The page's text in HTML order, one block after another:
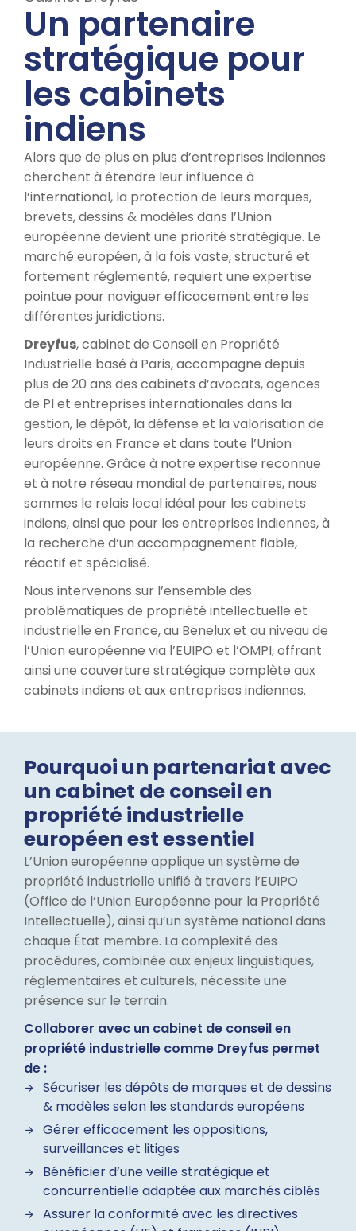
Un partenaire
stratégique pour
les cabinets
indiens
Alors que de plus en plus d’entreprises indiennes
cherchent à étendre leur influence à
l’international, la protection de leurs marques,
brevets, dessins & modèles dans l’Union
européenne devient une priorité stratégique. Le
marché européen, à la fois vaste, structuré et
fortement réglementé, requiert une expertise
pointue pour naviguer efficacement entre les
différentes juridictions.
Dreyfus, cabinet de Conseil en Propriété
Industrielle basé à Paris, accompagne depuis
plus de 20 ans des cabinets d’avocats, agences
de PI et entreprises internationales dans la
gestion, le dépôt, la défense et la valorisation de
leurs droits en France et dans toute l’Union
européenne. Grâce à notre expertise reconnue
et à notre réseau mondial de partenaires, nous
sommes le relais local idéal pour les cabinets
indiens, ainsi que pour les entreprises indiennes, à
la recherche d’un accompagnement fiable,
réactif et spécialisé.
Nous intervenons sur l’ensemble des
problématiques de propriété intellectuelle et
industrielle en France, au Benelux et au niveau de
l’Union européenne via l’EUIPO et l’OMPI, offrant
ainsi une couverture stratégique complète aux
cabinets indiens et aux entreprises indiennes.
Pourquoi un partenariat avec
un cabinet de conseil en
propriété industrielle
européen est essentiel
L’Union européenne applique un système de
propriété industrielle unifié à travers l’EUIPO
(Office de l’Union Européenne pour la Propriété
Intellectuelle), ainsi qu’un système national dans
chaque État membre. La complexité des
procédures, combinée aux enjeux linguistiques,
réglementaires et culturels, nécessite une
présence sur le terrain.
Collaborer avec un cabinet de conseil en
propriété industrielle comme Dreyfus permet
de :
Sécuriser les dépôts de marques et de dessins
& modèles selon les standards européens
Gérer efficacement les oppositions,
surveillances et litiges
Bénéficier d’une veille stratégique et
concurrentielle adaptée aux marchés ciblés
Assurer la conformité avec les directives